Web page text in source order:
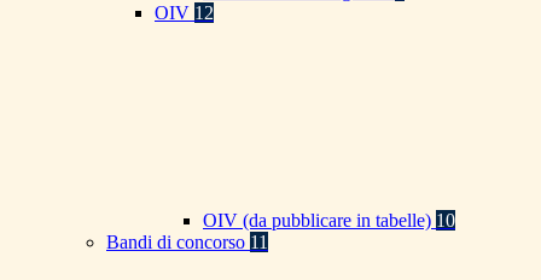
OIV 12
OIV (da pubblicare in tabelle) 10
Bandi di concorso 11